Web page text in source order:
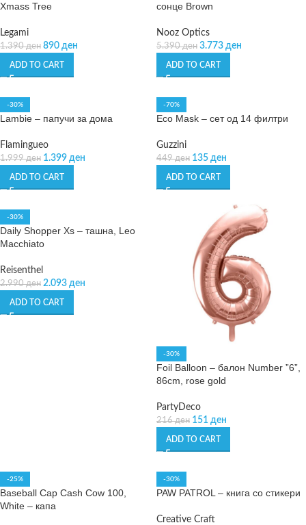
Xmass Tree
Legami
1.390ден 890 ден
ADD TO CART
сонце Brown
Nooz Optics
5.390ден 3.773 ден
ADD TO CART
-30%
Lambie – папучи за дома
Flamingueo
1.999ден 1.399 ден
ADD TO CART
-70%
Eco Mask – сет од 14 филтри
Guzzini
449ден 135 ден
ADD TO CART
-30%
Daily Shopper Xs – ташна, Leo
Macchiato
Reisenthel
2.990ден 2.093 ден
ADD TO CART
-30%
Foil Balloon – балон Number ”6”,
86cm, rose gold
PartyDeco
216ден 151 ден
ADD TO CART
-25%
Baseball Cap Cash Cow 100,
White – капа
-30%
PAW PATROL – книга со стикери
Creative Craft